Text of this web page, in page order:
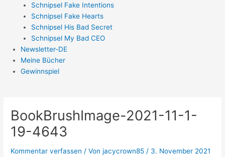
Schnipsel Fake Intentions
Schnipsel Fake Hearts
Schnipsel His Bad Secret
Schnipsel My Bad CEO
Newsletter-DE
Meine Bücher
Gewinnspiel
BookBrushImage-2021-11-1-
19-4643
Kommentar verfassen / Vonjacycrown85 / 3. November 2021